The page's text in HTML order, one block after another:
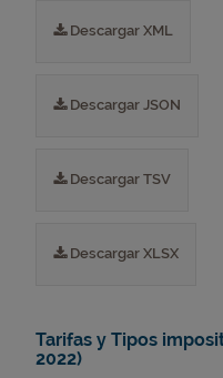
Descargar XML
Descargar JSON
Descargar TSV
Descargar XLSX
Tarifas y Tipos
2022)